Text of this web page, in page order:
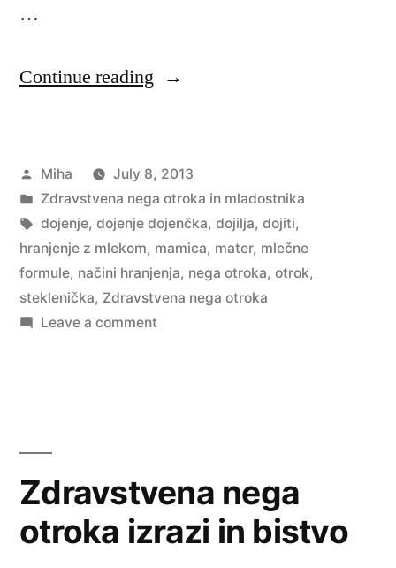
…
Continue reading “Hranjenje
Posted
by
Miha
July 8, 2013
Posted
in
Zdravstvena nega otroka in mladostnika
Tags:
dojenje, dojenje dojenčka, dojilja, dojiti,
hranjenje z mlekom, mamica, mater, mlečne
formule, načini hranjenja, nega otroka, otrok,
steklenička, Zdravstvena nega otroka
Leave a commenton
Zdravstvena nega
otroka izrazi in bistvo